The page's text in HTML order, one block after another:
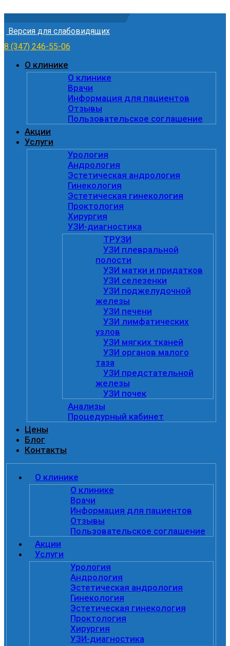
Версия для слабовидящих
8 (347) 246-55-06
О клинике
О клинике
Врачи
Информация для пациентов
Отзывы
Пользовательское соглашение
Акции
Услуги
Урология
Андрология
Эстетическая андрология
Гинекология
Эстетическая гинекология
Проктология
Хирургия
УЗИ-диагностика
ТРУЗИ
УЗИ плевральной
полости
УЗИ матки и придатков
УЗИ селезенки
УЗИ поджелудочной
железы
УЗИ печени
УЗИ лимфатических
узлов
УЗИ мягких тканей
УЗИ органов малого
таза
УЗИ предстательной
железы
УЗИ почек
Анализы
Процедурный кабинет
Цены
Блог
Контакты
О клинике
О клинике
Врачи
Информация для пациентов
Отзывы
Пользовательское соглашение
Акции
Услуги
Урология
Андрология
Эстетическая андрология
Гинекология
Эстетическая гинекология
Проктология
Хирургия
УЗИ-диагностика